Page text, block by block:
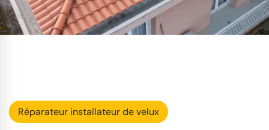
Réparateur installateur de velux